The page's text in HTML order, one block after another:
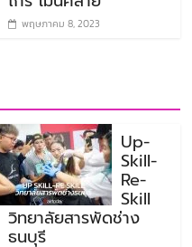
พฤษภาคม 8, 2023
Up-
Skill-
Re-
Skill
วิทยาลัยสารพัดช่าง
ธนบุรี